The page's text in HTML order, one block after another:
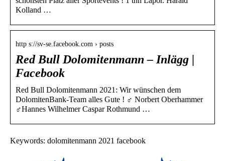
Kolland …
http s://sv-se.facebook.com › posts
Red Bull Dolomitenmann – Inlägg |
Facebook
Red Bull Dolomitenmann 2021: Wir wünschen dem
DolomitenBank-Team alles Gute ! ‍♂️ Norbert Oberhammer
‍♂️Hannes Wilhelmer Caspar Rothmund …
Keywords: dolomitenmann 2021 facebook